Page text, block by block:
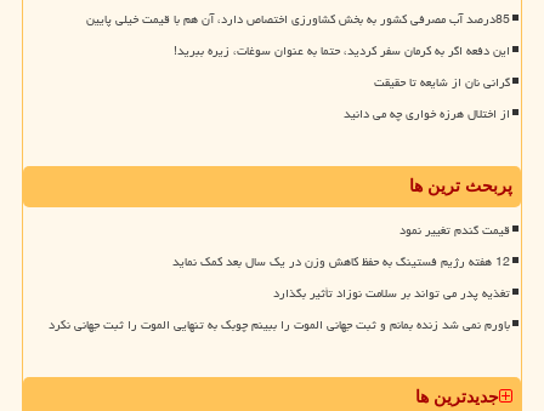
85درصد آب مصرفی کشور به بخش کشاورزی اختصاص دارد، آن هم با قیمت خیلی پایین
این دفعه اگر به کرمان سفر کردید، حتما به عنوان سوغات، زیره ببرید!
گرانی نان از شایعه تا حقیقت
از اختلال هرزه خواری چه می دانید
پربحث ترین ها
قیمت گندم تغییر نمود
12 هفته رژیم فستینگ به حفظ کاهش وزن در یک سال بعد کمک نماید
تغذیه پدر می تواند بر سلامت نوزاد تأثیر بگذارد
باورم نمی شد زنده بمانم و ثبت جهانی الموت را ببینم چوبک به تنهایی الموت را ثبت جهانی نکرد
جدیدترین ها